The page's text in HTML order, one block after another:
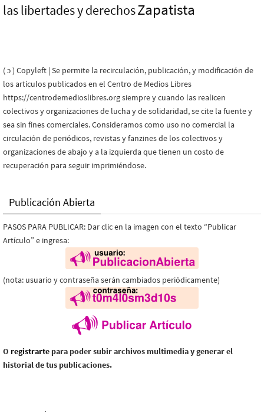
las libertades y derechosZapatista
( ɔ ) Copyleft | Se permite la recirculación, publicación, y modificación de
los artículos publicados en el Centro de Medios Libres
https://centrodemedioslibres.org siempre y cuando las realicen
colectivos y organizaciones de lucha y de solidaridad, se cite la fuente y
sea sin fines comerciales. Consideramos como uso no comercial la
circulación de periódicos, revistas y fanzines de los colectivos y
organizaciones de abajo y a la izquierda que tienen un costo de
recuperación para seguir imprimiéndose.
Publicación Abierta
PASOS PARA PUBLICAR: Dar clic en la imagen con el texto “Publicar
Artículo” e ingresa:
(nota: usuario y contraseña serán cambiados periódicamente)
O registrarte para poder subir archivos multimedia y generar el
historial de tus publicaciones.